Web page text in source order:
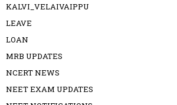
KALVI_VELAIVAIPPU
LEAVE
LOAN
MRB UPDATES
NCERT NEWS
NEET EXAM UPDATES